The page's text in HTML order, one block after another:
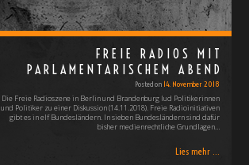
FREIE RADIOS MIT
PARLAMENTARISCHEM ABEND
Posted on 14. November 2018
Die Freie Radioszene in Berlin und Brandenburg lud Politikerinnen
und Politiker zu einer Diskussion (14.11.2018). Freie Radioinitiativen
gibt es in elf Bundesländern. In sieben Bundesländern sind dafür
bisher medienrechtliche Grundlagen…
Lies mehr ...